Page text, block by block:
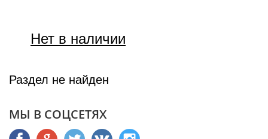
Нет в наличии
Раздел не найден
МЫ В СОЦСЕТЯХ